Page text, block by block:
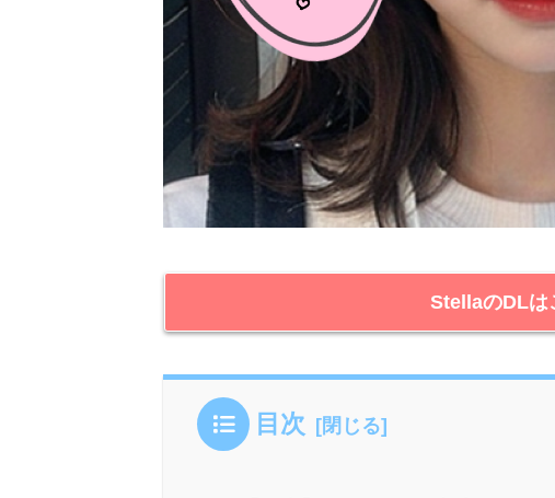
StellaのDLは
目次